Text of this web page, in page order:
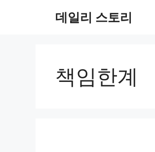
데일리 스토리
책임한계